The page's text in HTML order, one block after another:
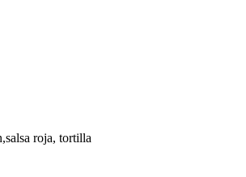
roja, tortilla